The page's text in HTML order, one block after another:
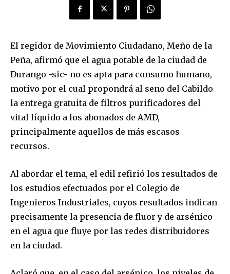
El regidor de Movimiento Ciudadano, Meño de la
Peña, afirmó que el agua potable de la ciudad de
Durango -sic- no es apta para consumo humano,
motivo por el cual propondrá al seno del Cabildo
la entrega gratuita de filtros purificadores del
vital líquido a los abonados de AMD,
principalmente aquellos de más escasos
recursos.
Al abordar el tema, el edil refirió los resultados de
los estudios efectuados por el Colegio de
Ingenieros Industriales, cuyos resultados indican
precisamente la presencia de fluor y de arsénico
en el agua que fluye por las redes distribuidores
en la ciudad.